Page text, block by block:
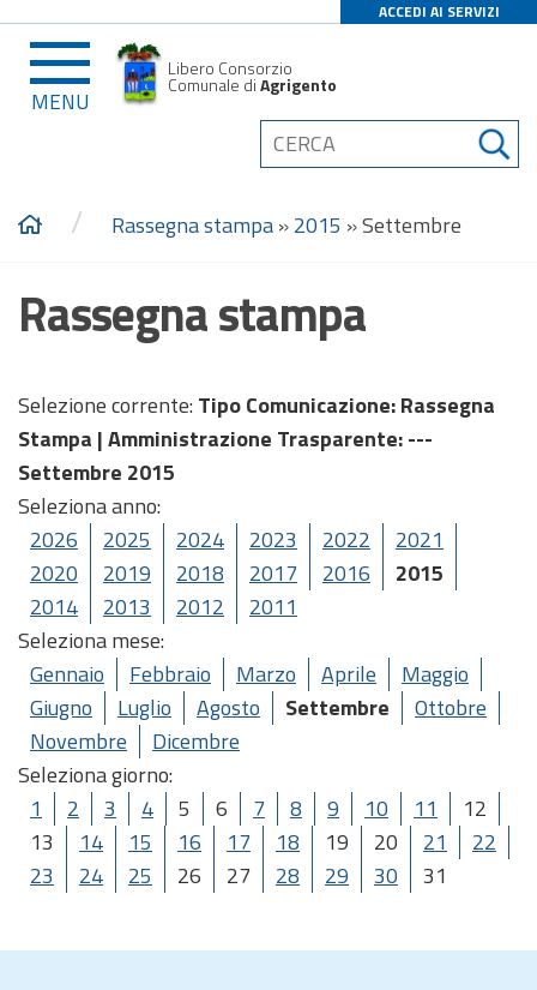
ACCEDI AI SERVIZI
MENU
Libero Consorzio
Comunale diAgrigento
/ Rassegna stampa»2015 »Settembre
Rassegna stampa
Selezione corrente: Tipo Comunicazione: Rassegna
Stampa |Amministrazione Trasparente: ---
Settembre 2015
Seleziona anno:
2026
2025 2024 2023 2022
2021
2020
2019 2018 2017 2016
2015
2014
2013 2012
2011
Seleziona mese:
Gennaio
Febbraio Marzo Aprile
Maggio
Giugno
Luglio Agosto Settembre
Ottobre
Novembre
Dicembre
Seleziona giorno:
1
2 3 4 5 6 7 8 9 10 11
12
13
14 15 16 17 18 19 20 21
22
23
24 25 26 27 28 29 30 31